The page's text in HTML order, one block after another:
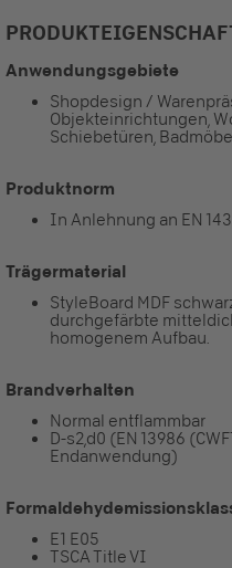
Anwendungsgebiete
Shopdesign /
Objekteinrichtungen,
Schiebetüren,
Produktnorm
In Anlehnung an EN
Trägermaterial
StyleBoard MDF
durchgefärbte
homogenem Aufbau.
Brandverhalten
Normal entflammbar
D-s2,d0 (EN 13986
Endanwendung)
E1 E05
TSCA Title VI